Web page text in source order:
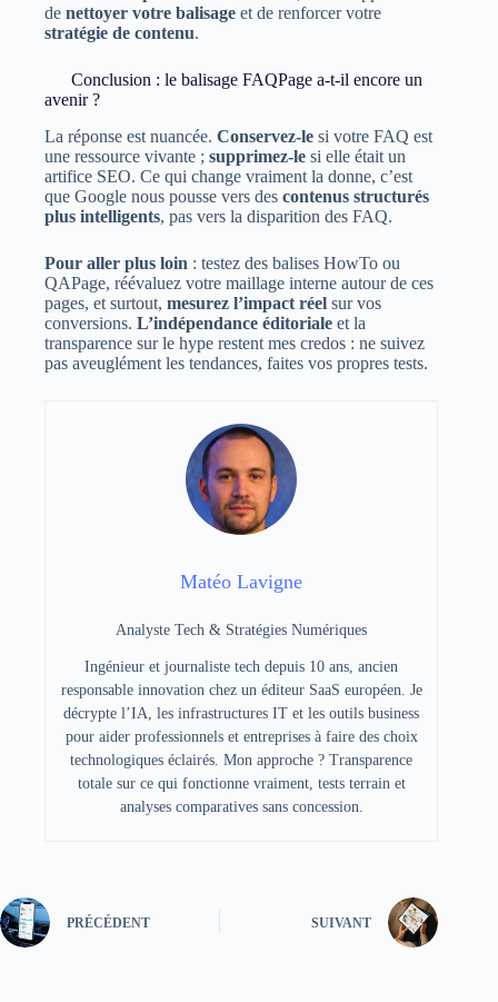
de nettoyer votre balisage et de renforcer votre
stratégie de contenu.
Conclusion : le balisage FAQPage a-t-il encore un
avenir ?
La réponse est nuancée. Conservez-le si votre FAQ est
une ressource vivante ; supprimez-le si elle était un
artifice SEO. Ce qui change vraiment la donne, c’est
que Google nous pousse vers des contenus structurés
plus intelligents, pas vers la disparition des FAQ.
Pour aller plus loin : testez des balises HowTo ou
QAPage, réévaluez votre maillage interne autour de ces
pages, et surtout, mesurez l’impact réel sur vos
conversions. L’indépendance éditoriale et la
transparence sur le hype restent mes credos : ne suivez
pas aveuglément les tendances, faites vos propres tests.
Matéo Lavigne
Analyste Tech & Stratégies Numériques
Ingénieur et journaliste tech depuis 10 ans, ancien
responsable innovation chez un éditeur SaaS européen. Je
décrypte l’IA, les infrastructures IT et les outils business
pour aider professionnels et entreprises à faire des choix
technologiques éclairés. Mon approche ? Transparence
totale sur ce qui fonctionne vraiment, tests terrain et
analyses comparatives sans concession.
PRÉCÉDENT SUIVANT